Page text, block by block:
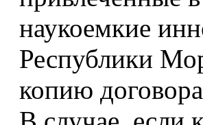
наукоемкие
Республики
копию